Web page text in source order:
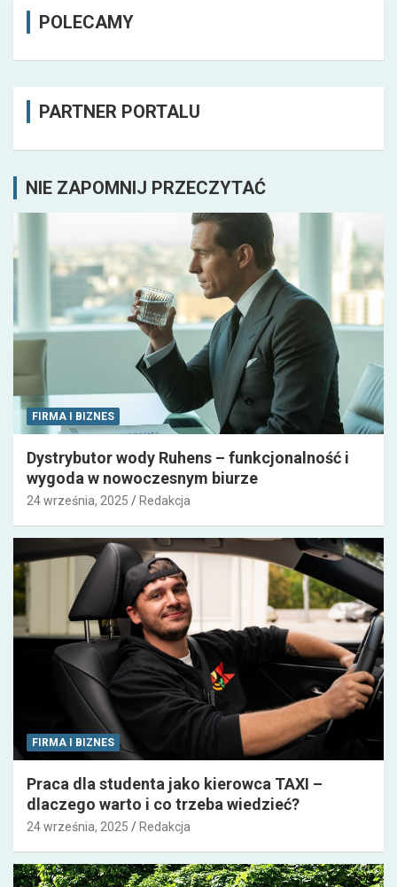
POLECAMY
PARTNER PORTALU
NIE ZAPOMNIJ PRZECZYTAĆ
FIRMA I BIZNES
Dystrybutor wody Ruhens – funkcjonalność i
wygoda w nowoczesnym biurze
24 września, 2025 Redakcja
FIRMA I BIZNES
Praca dla studenta jako kierowca TAXI –
dlaczego warto i co trzeba wiedzieć?
24 września, 2025 Redakcja